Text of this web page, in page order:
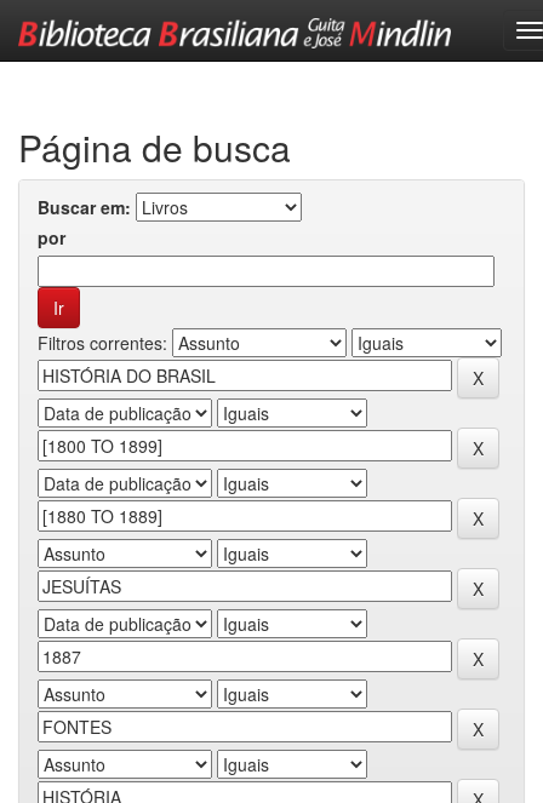
Página de busca
Buscar em:
por
Filtros correntes: